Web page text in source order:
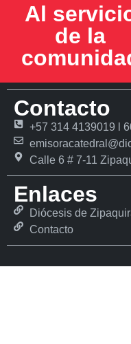
Al
de la
Contacto
+57 314 4139019 l
Calle 6 # 7-11
Enlaces
Diócesis de
Contacto